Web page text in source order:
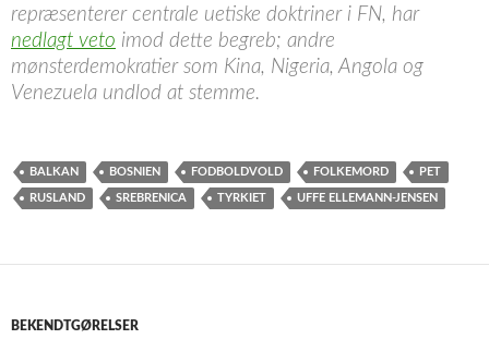
repræsenterer centrale uetiske doktriner i FN, har
nedlagt veto imod dette begreb; andre
mønsterdemokratier som Kina, Nigeria, Angola og
Venezuela undlod at stemme.
BALKAN BOSNIEN FODBOLDVOLD FOLKEMORD PET
RUSLAND SREBRENICA TYRKIET UFFE ELLEMANN-JENSEN
BEKENDTGØRELSER